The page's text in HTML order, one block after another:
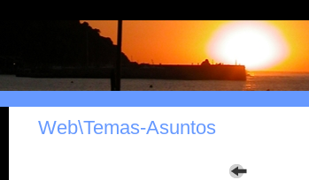
Web\Temas-Asuntos